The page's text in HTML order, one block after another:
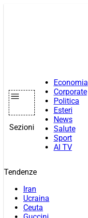
Sezioni
Economia
Corporate
Politica
Esteri
News
Salute
Sport
AI TV
Tendenze
Iran
Ucraina
Ceuta